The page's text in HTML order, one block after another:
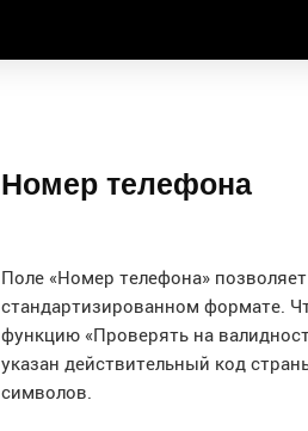
Номер телефона
Поле «Номер телефона»
стандартизированном формате.
функцию «Проверять на
указан действительный код
символов.